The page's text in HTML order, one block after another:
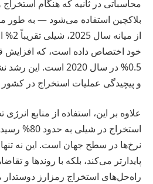
محاسباتی در ثانیه که هنگام
بلاکچین استفاده می‌شود — به طور
از
خود اختصاص داده است، که افزایش
0.5% در سال 2020
و پیچیدگی عملیات استخراج در
علاوه بر این، استفاده از منابع
استخراج در
نرخ‌ها در سطح جهان است. این نه
پایدارتر می‌کند، بلکه با روندها و
راه‌حل‌های استخراج رمزارز